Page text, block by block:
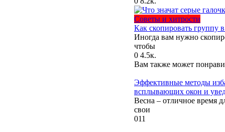
Советы и хитрости
Как скопировать группу
Иногда вам нужно
чтобы
0 4.5к.
Вам также может
Эффективные методы
всплывающих окон и
Весна – отличное время
свои
011